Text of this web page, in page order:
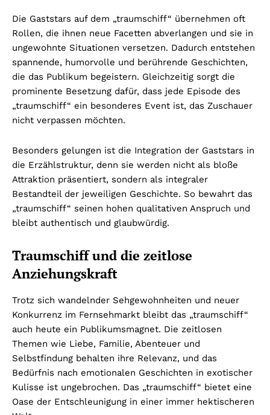
Die Gaststars auf dem „traumschiff“ übernehmen oft
Rollen, die ihnen neue Facetten abverlangen und sie in
ungewohnte Situationen versetzen. Dadurch entstehen
spannende, humorvolle und berührende Geschichten,
die das Publikum begeistern. Gleichzeitig sorgt die
prominente Besetzung dafür, dass jede Episode des
„traumschiff“ ein besonderes Event ist, das Zuschauer
nicht verpassen möchten.
Besonders gelungen ist die Integration der Gaststars in
die Erzählstruktur, denn sie werden nicht als bloße
Attraktion präsentiert, sondern als integraler
Bestandteil der jeweiligen Geschichte. So bewahrt das
„traumschiff“ seinen hohen qualitativen Anspruch und
bleibt authentisch und glaubwürdig.
Traumschiff und die zeitlose
Anziehungskraft
Trotz sich wandelnder Sehgewohnheiten und neuer
Konkurrenz im Fernsehmarkt bleibt das „traumschiff“
auch heute ein Publikumsmagnet. Die zeitlosen
Themen wie Liebe, Familie, Abenteuer und
Selbstfindung behalten ihre Relevanz, und das
Bedürfnis nach emotionalen Geschichten in exotischer
Kulisse ist ungebrochen. Das „traumschiff“ bietet eine
Oase der Entschleunigung in einer immer hektischeren